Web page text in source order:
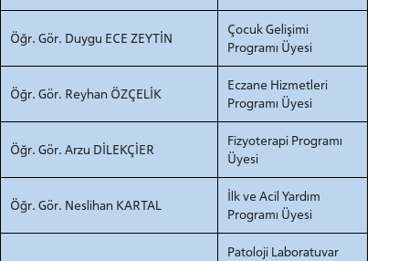
Öğr. Gör. Duygu ECE ZEYTİN
Çocuk Gelişimi
Programı Üyesi
Öğr. Gör. Reyhan ÖZÇELİK
Eczane Hizmetleri
Programı Üyesi
Öğr. Gör. Arzu DİLEKÇİER
Fizyoterapi Programı
Üyesi
Öğr. Gör. Neslihan KARTAL
İlk ve Acil Yardım
Programı Üyesi
Patoloji Laboratuvar